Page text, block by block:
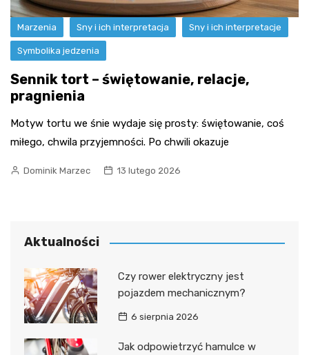
Marzenia Sny i ich interpretacja Sny i ich interpretacje
Symbolika jedzenia
Sennik tort – świętowanie, relacje,
pragnienia
Motyw tortu we śnie wydaje się prosty: świętowanie, coś
miłego, chwila przyjemności. Po chwili okazuje
Dominik Marzec 13 lutego 2026
Aktualności
Czy rower elektryczny jest
pojazdem mechanicznym?
6 sierpnia 2026
Jak odpowietrzyć hamulce w